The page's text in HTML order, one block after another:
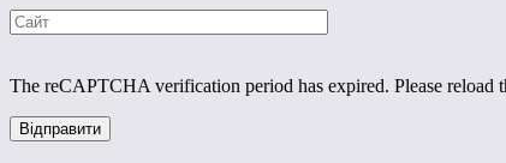
The reCAPTCHA verification period has expired. Please reload